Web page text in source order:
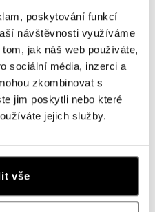
poskytování funkcí
návštěvnosti využíváme
jak náš web používáte,
sociální média, inzerci a
zkombinovat s
jim poskytli nebo které
jejich služby.
vše